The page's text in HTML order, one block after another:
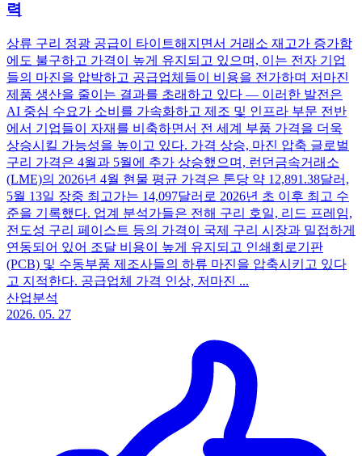
력
상류 구리 정광 공급이 타이트해지면서 거래소 재고가 증가함
에도 불구하고 가격이 높게 유지되고 있으며, 이는 전자 기업
들의 마진을 압박하고 공급업체들이 비용을 전가하며 저마진
제품 생산을 줄이는 결과를 초래하고 있다 — 이러한 발전은
AI 중심 수요가 소비를 가속화하고 제조 및 인프라 부문 전반
에서 기업들이 자재를 비축하면서 전 세계 부품 가격을 더욱
상승시킬 가능성을 높이고 있다. 가격 상승, 마진 압축 글로벌
구리 가격은 4월과 5월에 추가 상승했으며, 런던금속거래소
(LME)의 2026년 4월 현물 평균 가격은 톤당 약 12,891.38달러,
5월 13일 장중 최고가는 14,097달러로 2026년 초 이후 최고 수
준을 기록했다. 업계 분석가들은 전해 구리 호일, 리드 프레임,
전도성 구리 페이스트 등의 가격이 국제 구리 시장과 밀접하게
연동되어 있어 조달 비용이 높게 유지되고 인쇄회로기판
(PCB) 및 수동부품 제조사들의 하류 마진을 압축시키고 있다
고 지적한다. 공급업체 가격 인상, 저마진 ...
산업분석
2026. 05. 27